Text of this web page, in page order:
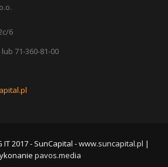
6
lub 71-360-81-00
2017 - SunCapital -www.suncapital.pl |
pavos.media